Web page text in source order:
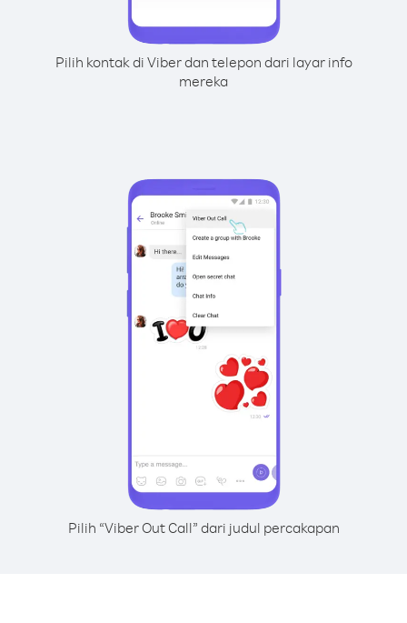
Pilih kontak di Viber dan telepon dari layar info
mereka
Pilih “Viber Out Call” dari judul percakapan